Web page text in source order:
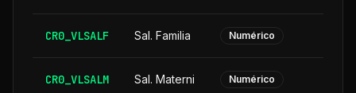
CR0_VLSALF Sal. Familia Numérico
CR0_VLSALM Sal. Materni Numérico